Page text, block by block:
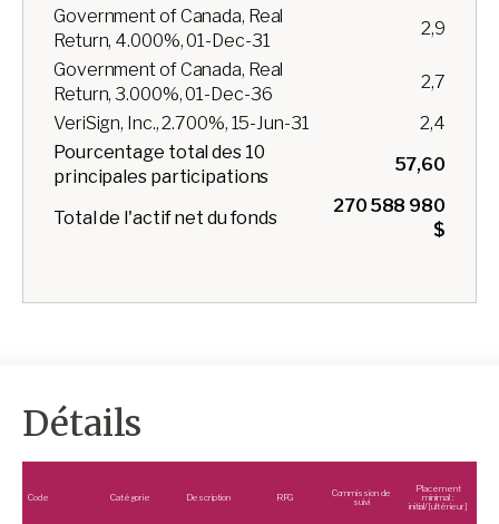
Government of Canada, Real
Return, 4.000%, 01-Dec-31
2,9
Government of Canada, Real
Return, 3.000%, 01-Dec-36
2,7
VeriSign, Inc., 2.700%, 15-Jun-31
2,4
Pourcentage total des 10
principales participations
57,60
Total de l'actif net du fonds
270 588 980
$
Détails
Code Catégorie Description RFG
Commission de
suivi
Placement
minimal :
initial/[ultérieur]